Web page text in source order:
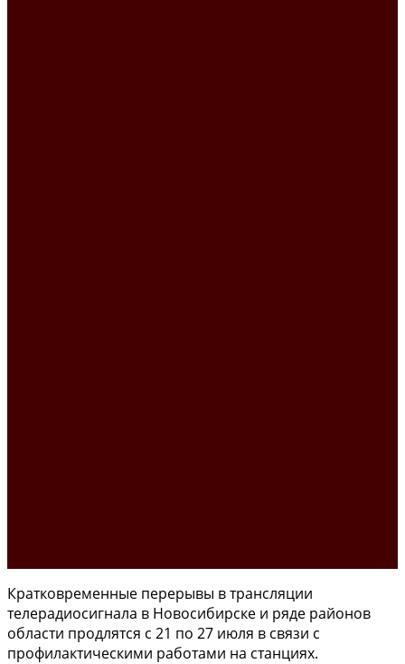
Кратковременные перерывы в трансляции
телерадиосигнала в Новосибирске и ряде районов
области продлятся с 21 по 27 июля в связи с
профилактическими работами на станциях.